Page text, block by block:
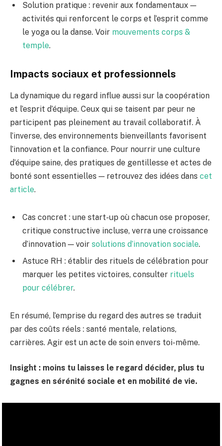
Solution pratique : revenir aux fondamentaux —
activités qui renforcent le corps et l’esprit comme
le yoga ou la danse. Voir mouvements corps &
temple.
Impacts sociaux et professionnels
La dynamique du regard influe aussi sur la coopération
et l’esprit d’équipe. Ceux qui se taisent par peur ne
participent pas pleinement au travail collaboratif. À
l’inverse, des environnements bienveillants favorisent
l’innovation et la confiance. Pour nourrir une culture
d’équipe saine, des pratiques de gentillesse et actes de
bonté sont essentielles — retrouvez des idées dans cet
article.
Cas concret : une start-up où chacun ose proposer,
critique constructive incluse, verra une croissance
d’innovation — voir solutions d’innovation sociale.
Astuce RH : établir des rituels de célébration pour
marquer les petites victoires, consulter rituels
pour célébrer.
En résumé, l’emprise du regard des autres se traduit
par des coûts réels : santé mentale, relations,
carrières. Agir est un acte de soin envers toi-même.
Insight : moins tu laisses le regard décider, plus tu
gagnes en sérénité sociale et en mobilité de vie.